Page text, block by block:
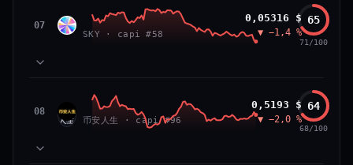
momentum 24 h dégradé (−2,7 %) et volume 24 h atone
(0,3 % de sa capitalisation échangés).
CAP. MARCHÉ
VAR. 7 J
−12,5 %
VAR. 30 J
−14,0 %
VS ATH
h atone (1,0 % de sa capitalisation échangés).
297 M$
83
TECHNIQUE 81
VOLUME 54
52
NEWS
07 SKY Sky
SKY · capi #58
0,05316 $
▼ −1,4 %
65
71/100
65
TECHNIQUE 90
VOLUME 72
52
NEWS
08
币安
人生
币安人生 (BinanceLife)
币安人生 · capi #96
0,5193 $
▼ −2,0 %
64
68/100